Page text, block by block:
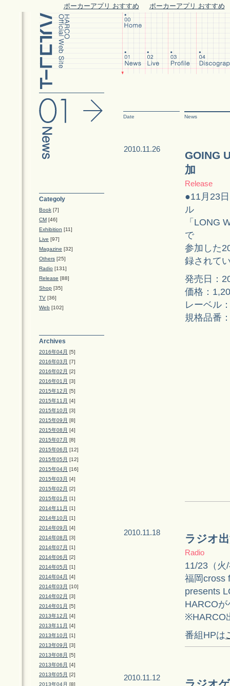
ポーカーアプリ おすすめ ポーカーアプリ おすすめ
Categoly
Book [7]
CM [46]
Exhibition [11]
Live [97]
Magazine [32]
Others [25]
Radio [131]
Release [88]
Shop [35]
TV [36]
Web [102]
Archives
2016年04月 [5]
2016年03月 [7]
2016年02月 [2]
2016年01月 [3]
2015年12月 [5]
2015年11月 [4]
2015年10月 [3]
2015年09月 [8]
2015年08月 [4]
2015年07月 [8]
2015年06月 [12]
2015年05月 [12]
2015年04月 [16]
2015年03月 [4]
2015年02月 [2]
2015年01月 [1]
2014年11月 [1]
2014年10月 [1]
2014年09月 [4]
2014年08月 [3]
2014年07月 [1]
2014年06月 [2]
2014年05月 [1]
2014年04月 [4]
2014年03月 [10]
2014年02月 [3]
2014年01月 [5]
2013年12月 [4]
2013年11月 [4]
2013年10月 [1]
2013年09月 [3]
2013年08月 [5]
2013年06月 [4]
2013年05月 [2]
2013年04月 [8]
Date News
2010.11.26
GOING
加
Release
●11月23
ル
「LONG
で
参加した
録されて
発売日：
価格：
レーベル
規格品番
2010.11.18
ラジオ
Radio
11/23（火
福岡cross
presents
HARCO
※HARCO
番組HPは
2010.11.12